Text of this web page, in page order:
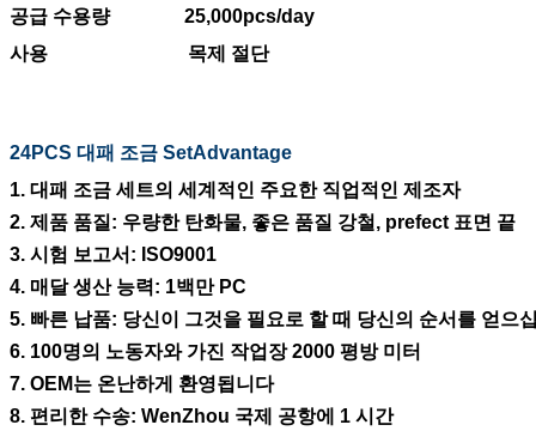
공급 수용량
25,000pcs/day
사용
목제 절단
24PCS 대패 조금 SetAdvantage
1. 대패 조금 세트의 세계적인 주요한 직업적인 제조자
2. 제품 품질: 우량한 탄화물, 좋은 품질 강철, prefect 표면 끝
3. 시험 보고서: ISO9001
4. 매달 생산 능력: 1백만 PC
5. 빠른 납품: 당신이 그것을 필요로 할 때 당신의 순서를 얻으
6. 100명의 노동자와 가진 작업장 2000 평방 미터
7. OEM는 온난하게 환영됩니다
8. 편리한 수송: WenZhou 국제 공항에 1 시간